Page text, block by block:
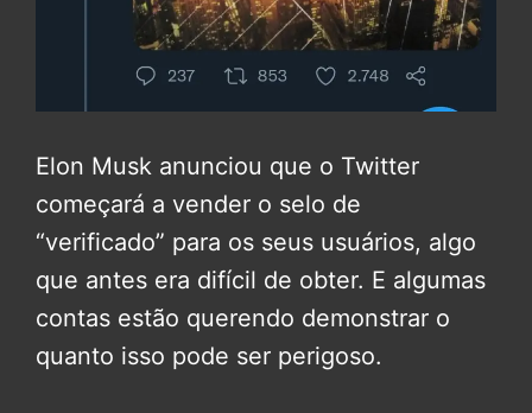
Elon Musk anunciou que o Twitter
começará a vender o selo de
“verificado” para os seus usuários, algo
que antes era difícil de obter. E algumas
contas estão querendo demonstrar o
quanto isso pode ser perigoso.